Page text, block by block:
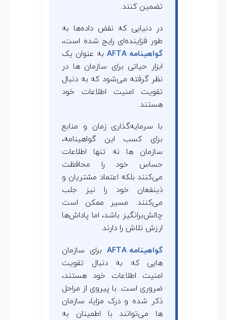
تضمین کنند.
در دنیایی که نقض داده‌ها به
طور فزاینده‌ای رایج شده است،
گواهینامه AFTA
به عنوان یک
ابزار حیاتی برای سازمان ها در
نظر گرفته می‌شود که به دنبال
تقویت امنیت اطلاعات خود
هستند.
با سرمایه‌گذاری زمان و منابع
برای کسب این گواهینامه،
سازمان ها نه تنها اطلاعات
حساس خود را محافظت
می‌کنند بلکه اعتماد مشتریان و
ذینفعان خود را نیز جلب
می‌کنند. مسیر ممکن است
چالش‌برانگیز باشد، اما پاداش‌ها
ارزش تلاش را دارند.
گواهینامه AFTA
برای سازمان
هایی که به دنبال تقویت
امنیت اطلاعات خود هستند،
ضروری است. با پیروی از مراحل
ذکر شده و درک مزایا، سازمان
ها می‌توانند با اطمینان به